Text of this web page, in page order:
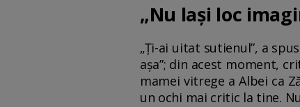
„Nu lași loc
„Ți-ai uitat sutienul”, a
așa”; din acest moment,
mamei vitrege a Albei ca
un ochi mai critic la tine.